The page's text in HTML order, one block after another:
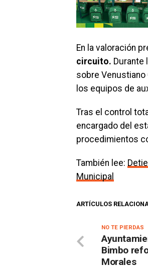
En la valoración
circuito. Durante
sobre Venustiano
los equipos de
Tras el control
encargado del
procedimientos
También lee:
Municipal
ARTÍCULOS
NO TE PIERDAS
Bimbo
Morales